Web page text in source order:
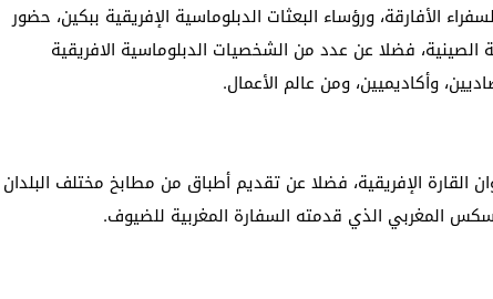
الأفارقة، ورؤساء البعثات الدبلوماسية الإفريقية ببكين، حضور
الصينية، فضلا عن عدد من الشخصيات الدبلوماسية الافريقية
وأكاديميين، ومن عالم الأعمال.
القارة الإفريقية، فضلا عن تقديم أطباق من مطابخ مختلف البلدان
المغربي الذي قدمته السفارة المغربية للضيوف.